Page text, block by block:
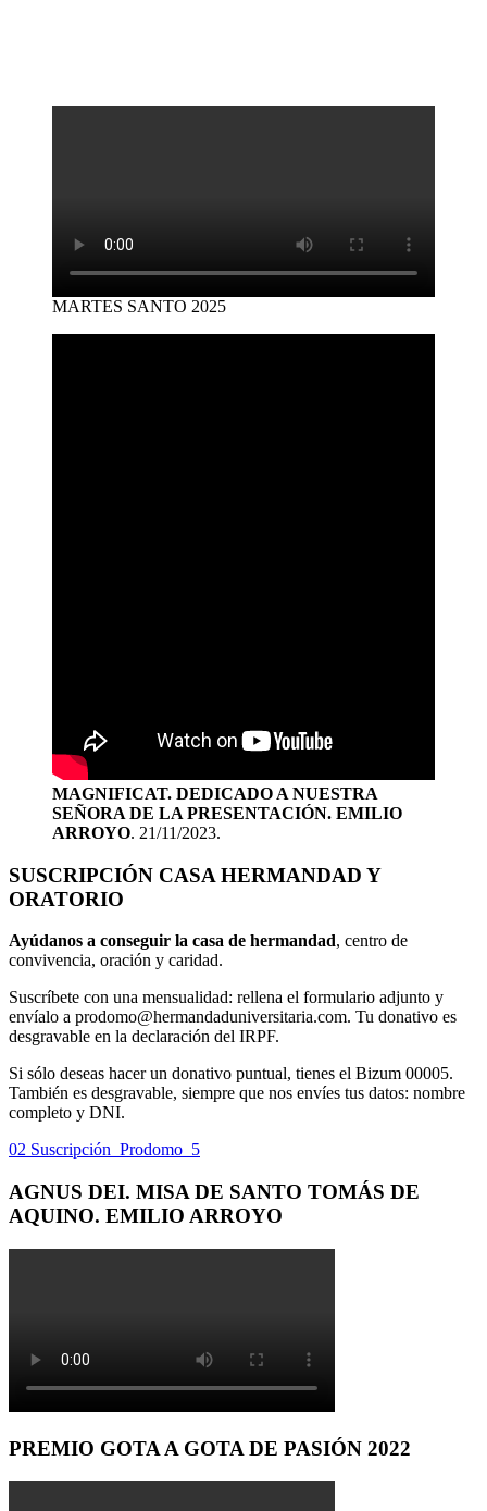
MARTES SANTO 2025
MAGNIFICAT. DEDICADO A NUESTRA
SEÑORA DE LA PRESENTACIÓN. EMILIO
ARROYO. 21/11/2023.
SUSCRIPCIÓN CASA HERMANDAD Y
ORATORIO
Ayúdanos a conseguir la casa de hermandad, centro de
convivencia, oración y caridad.
Suscríbete con una mensualidad: rellena el formulario adjunto y
envíalo a prodomo@hermandaduniversitaria.com. Tu donativo es
desgravable en la declaración del IRPF.
Si sólo deseas hacer un donativo puntual, tienes el Bizum 00005.
También es desgravable, siempre que nos envíes tus datos: nombre
completo y DNI.
02 Suscripción_Prodomo_5
AGNUS DEI. MISA DE SANTO TOMÁS DE
AQUINO. EMILIO ARROYO
PREMIO GOTA A GOTA DE PASIÓN 2022